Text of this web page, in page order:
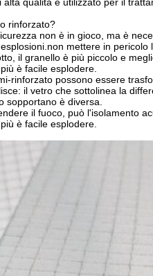
rinforzato?
non è in gioco, ma è
mettere in pericolo
il granello è più piccolo e
è facile esplodere.
rinforzato possono essere
il vetro che sottolinea la
sopportano è diversa.
il fuoco, può l'isolamento
è facile esplodere.